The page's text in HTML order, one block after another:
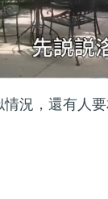
況，還有人